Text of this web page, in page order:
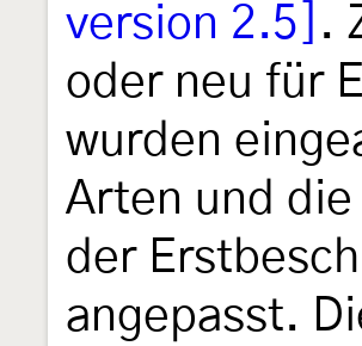
version 2.5] .
oder neu für
wurden
Arten und
der
angepasst.